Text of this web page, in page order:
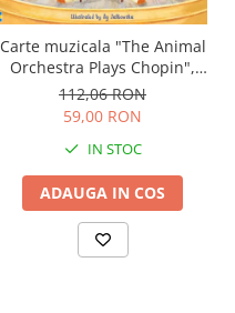
Carte muzicala "The Animal
Orchestra Plays Chopin",
cartonata, Usborne
112,06 RON
59,00 RON
IN STOC
ADAUGA IN COS